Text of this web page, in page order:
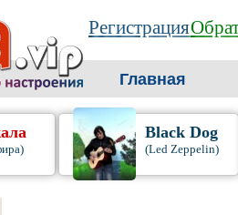
Регистрация
Главная
Black Dog
(Led Zeppelin)